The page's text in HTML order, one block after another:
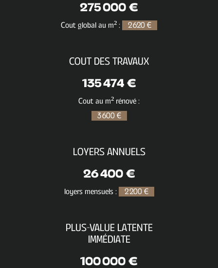
275 000 €
Cout global au m² : 2 620 €
COUT DES TRAVAUX
135 474 €
Cout au m² rénové :
3 600 €
LOYERS ANNUELS
26 400 €
loyers mensuels : 2 200 €
PLUS-VALUE LATENTE
IMMÉDIATE
100 000 €